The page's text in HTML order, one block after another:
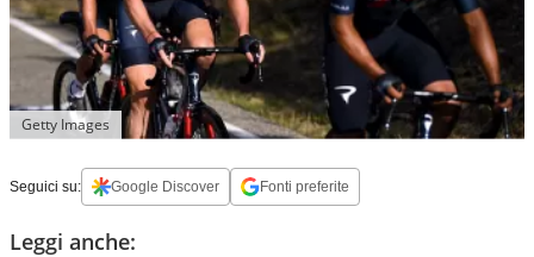
Getty Images
Seguici su: Google Discover Fonti preferite
Leggi anche: